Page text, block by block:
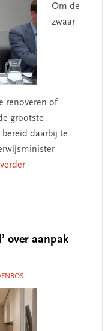
Om de
zwaar
renoveren of
grootste
daarbij te
over aanpak